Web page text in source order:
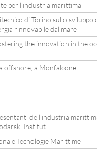
per l’industria marittima
di Torino sullo sviluppo
rinnovabile dal mare
the innovation in the
offshore, a Monfalcone
dell’industria
Institut
Tecnologie Marittime